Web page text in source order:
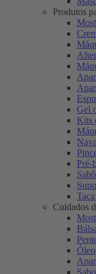
Produtos
Gel
Kits
Pré-
Cuidados